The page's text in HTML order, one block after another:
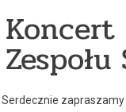
Koncert
Serdecznie zapraszamy